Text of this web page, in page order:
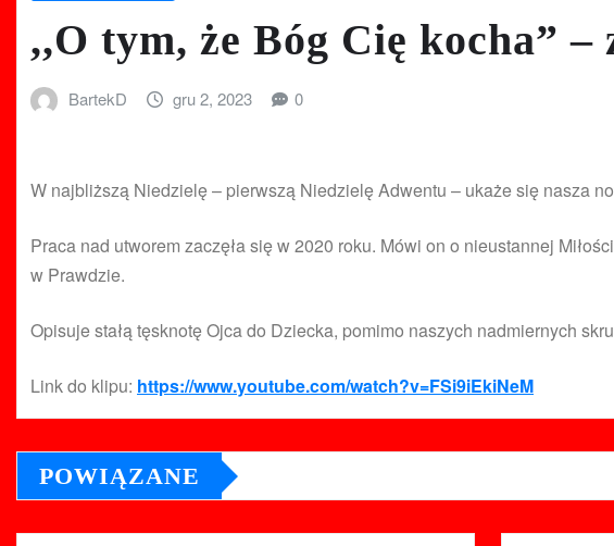
,,O tym, że Bóg Cię kocha” –
BartekD gru 2, 2023 0
W najbliższą Niedzielę – pierwszą Niedzielę Adwentu – ukaże się nasza
Praca nad utworem zaczęła się w 2020 roku. Mówi on o nieustannej
w Prawdzie.
Opisuje stałą tęsknotę Ojca do Dziecka, pomimo naszych nadmiernych
Link do klipu: https://www.youtube.com/watch?v=FSi9iEkiNeM
POWIĄZANE